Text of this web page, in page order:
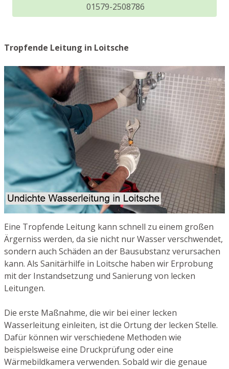
01579-2508786
Tropfende Leitung in Loitsche
Eine Tropfende Leitung kann schnell zu einem großen
Ärgerniss werden, da sie nicht nur Wasser verschwendet,
sondern auch Schäden an der Bausubstanz verursachen
kann. Als Sanitärhilfe in Loitsche haben wir Erprobung
mit der Instandsetzung und Sanierung von lecken
Leitungen.
Die erste Maßnahme, die wir bei einer lecken
Wasserleitung einleiten, ist die Ortung der lecken Stelle.
Dafür können wir verschiedene Methoden wie
beispielsweise eine Druckprüfung oder eine
Wärmebildkamera verwenden. Sobald wir die genaue